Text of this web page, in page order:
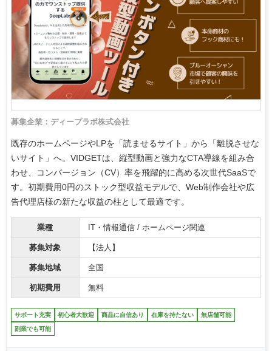
募集企業：ディープラボ株式会社
既存のホームページやLPを「読ませるサイト」から「離脱させな
いサイト」へ。VIDGETは、縦型動画と強力なCTA導線を組み合
わせ、コンバージョン（CV）率を飛躍的に高める次世代SaaSで
す。初期費用0円のストック型収益モデルで、Web制作会社や広
告代理店様の新たな収益の柱として最適です。
業種 IT・情報通信 / ホームページ関連
募集対象 【法人】
募集地域 全国
初期費用 無料
サポート充実 初心者大歓迎 商品に自信あり 在庫を持たない 無店舗可能
副業でも可能